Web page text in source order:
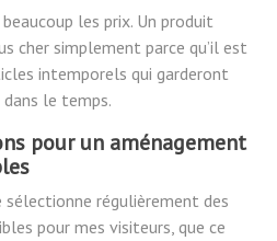
les prix. Un produit
cher simplement parce qu’il est
intemporels qui garderont
le temps.
pour un aménagement
régulièrement des
pour mes visiteurs, que ce